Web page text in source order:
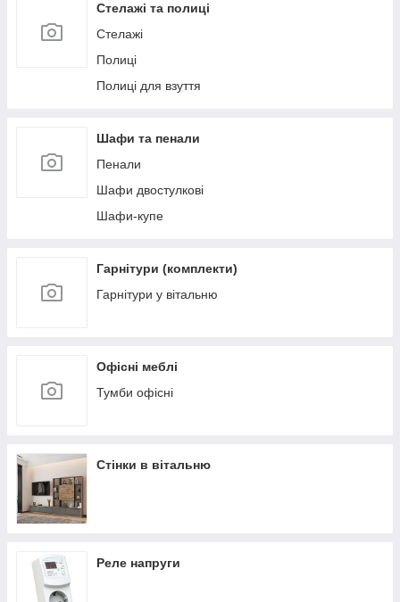
Стелажі та полиці
Стелажі
Полиці
Полиці для взуття
Шафи та пенали
Пенали
Шафи двостулкові
Шафи-купе
Гарнітури (комплекти)
Гарнітури у вітальню
Офісні меблі
Тумби офісні
Стінки в вітальню
Реле напруги